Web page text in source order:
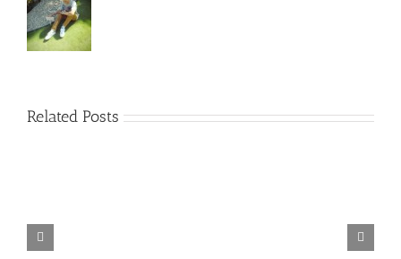
Related Posts